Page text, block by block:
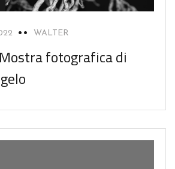
WALTER
Mostra fotografica di